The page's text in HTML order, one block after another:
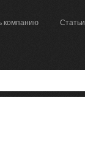
компанию Статьи